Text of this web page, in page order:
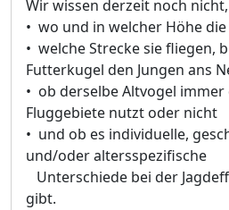
Wir wissen derzeit noch nicht,
• wo und in welcher Höhe
• welche Strecke sie fliegen,
Futterkugel den Jungen ans
• ob derselbe Altvogel immer
Fluggebiete nutzt oder nicht
• und ob es individuelle,
und/oder altersspezifische
Unterschiede bei der
gibt.